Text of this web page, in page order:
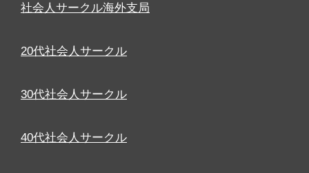
社会人サークル海外支局
20代社会人サークル
30代社会人サークル
40代社会人サークル